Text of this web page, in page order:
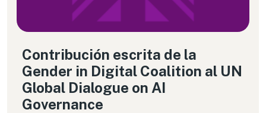
Contribución escrita de la
Gender in Digital Coalition al UN
Global Dialogue on AI
Governance